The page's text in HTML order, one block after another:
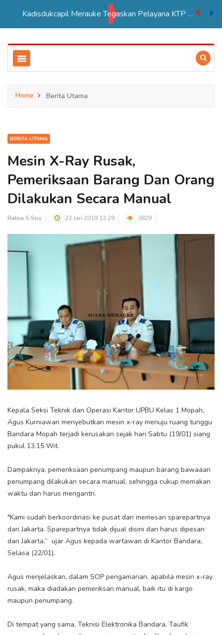
Kadisdukcapil Merauke Tegaskan Pelayana KTP Sesuai SOP
Home Berita Utama
BERITA UTAMA
Mesin X-Ray Rusak,
Pemeriksaan Barang Dan Orang
Dilakukan Secara Manual
Ratna S.Sos 23 Jan 2019 13:29 3829
Kepala Seksi Teknik dan Operasi Kantor UPBU Kelas 1 Mopah,
Agus Kurniawan menyebutkan mesin x-ray menuju ruang tunggu
Bandara Mopah terjadi kerusakan sejak hari Sabtu (19/01) siang
pukul 13.15 Wit.
Dampaknya, pemeriksaan penumpang maupun barang bawaaan
penumpang dilakukan secara manual, sehingga cukup memakan
waktu dan harus mengantri.
"Kami sudah berkoordinasi ke pusat dan memesan sparepartnya
dari Jakarta. Sparepartnya tidak dijual disini dan harus dipesan
dari Jakarta,” ujar Agus kepada wartawan di Kantor Bandara,
Selasa (22/01).
Agus menjelaskan, dalam SOP pengamanan, apabila mesin x-ray
rusak, maka diadakan pemeriksan manual, baik itu di kargo
maupun penumpang.
Di tempat yang sama, Teknisi Elektronika Bandara, Taufik